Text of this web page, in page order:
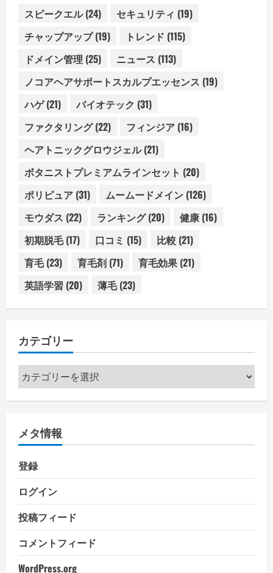
スピークエル(24) セキュリティ (19)
チャップアップ(19) トレンド (115)
ドメイン管理 (25) ニュース (113)
ノコアヘアサポートスカルプエッセンス (19)
ハゲ(21) バイオテック (31)
ファクタリング(22) フィンジア (16)
ヘアトニックグロウジェル(21)
ボタニストプレミアムラインセット (20)
ポリピュア (31) ムームードメイン (126)
モウダス (22) ランキング(20) 健康 (16)
初期脱毛(17) 口コミ (15) 比較 (21)
育毛(23) 育毛剤 (71) 育毛効果 (21)
英語学習 (20) 薄毛(23)
カテゴリー
カ
テ
ー
メタ情報
登録
ログイン
投稿フィード
コメントフィード
WordPress.org